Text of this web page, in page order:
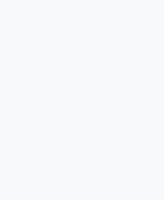
API